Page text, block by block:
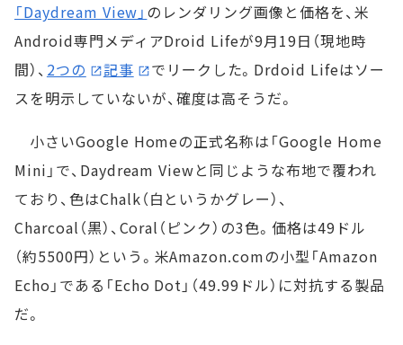
「Daydream View」 のレンダリング画像と価格を、米
Android専門メディアDroid Lifeが9月19日（現地時
間）、 2つの 記事
でリークした。Drdoid Lifeはソー
スを明示していないが、確度は高そうだ。
小さいGoogle Homeの正式名称は「Google Home
Mini」で、Daydream Viewと同じような布地で覆われ
ており、色はChalk（白というかグレー）、
Charcoal（黒）、Coral（ピンク）の3色。価格は49ドル
（約5500円）という。米Amazon.comの小型「Amazon
Echo」である「Echo Dot」（49.99ドル）に対抗する製品
だ。